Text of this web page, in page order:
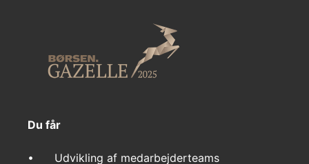
Du får
Udvikling af medarbejderteams